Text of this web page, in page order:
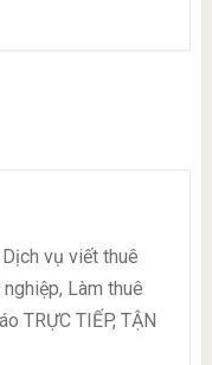
vụ viết thuê
Làm thuê
TRỰC TIẾP, TẬN